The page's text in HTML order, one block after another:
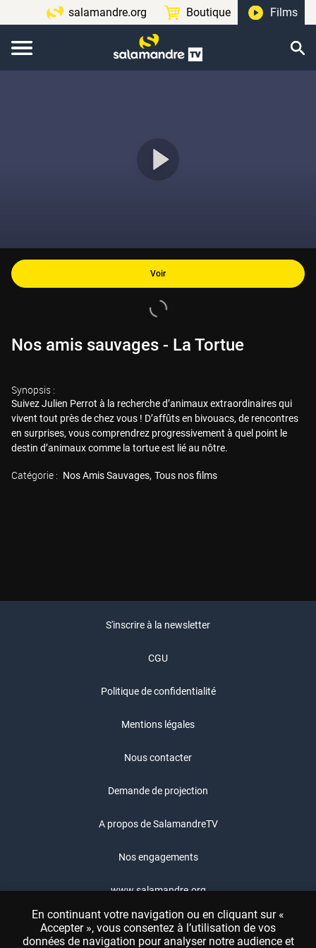
salamandre.org Boutique Films
Voir
Nos amis sauvages - La Tortue
Synopsis :
Suivez Julien Perrot à la recherche d’animaux extraordinaires qui
vivent tout près de chez vous ! D’affûts en bivouacs, de rencontres
en surprises, vous comprendrez progressivement à quel point le
destin d’animaux comme la tortue est lié au nôtre.
Catégorie : Nos Amis Sauvages Tous nos films
S'inscrire à la newsletter
CGU
Politique de confidentialité
Mentions légales
Nous contacter
Demande de projection
A propos de SalamandreTV
Nos engagements
www.salamandre.org
Boutique Salamandre
En continuant votre navigation ou en cliquant sur «
Accepter », vous consentez à l’utilisation de vos
données de navigation pour analyser notre audience et